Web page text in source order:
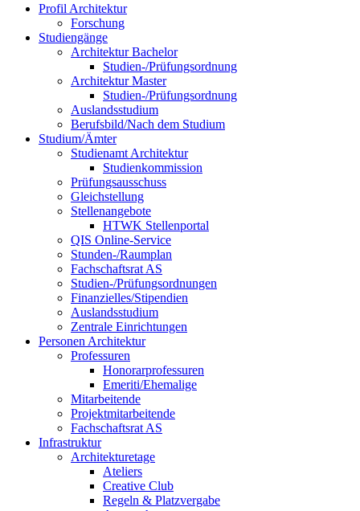
Profil Architektur
Forschung
Studiengänge
Architektur Bachelor
Studien-/Prüfungsordnung
Architektur Master
Studien-/Prüfungsordnung
Auslandsstudium
Berufsbild/Nach dem Studium
Studium/Ämter
Studienamt Architektur
Studienkommission
Prüfungsausschuss
Gleichstellung
Stellenangebote
HTWK Stellenportal
QIS Online-Service
Stunden-/Raumplan
Fachschaftsrat AS
Studien-/Prüfungsordnungen
Finanzielles/Stipendien
Auslandsstudium
Zentrale Einrichtungen
Personen Architektur
Professuren
Honorarprofessuren
Emeriti/Ehemalige
Mitarbeitende
Projektmitarbeitende
Fachschaftsrat AS
Infrastruktur
Architekturetage
Ateliers
Creative Club
Regeln & Platzvergabe